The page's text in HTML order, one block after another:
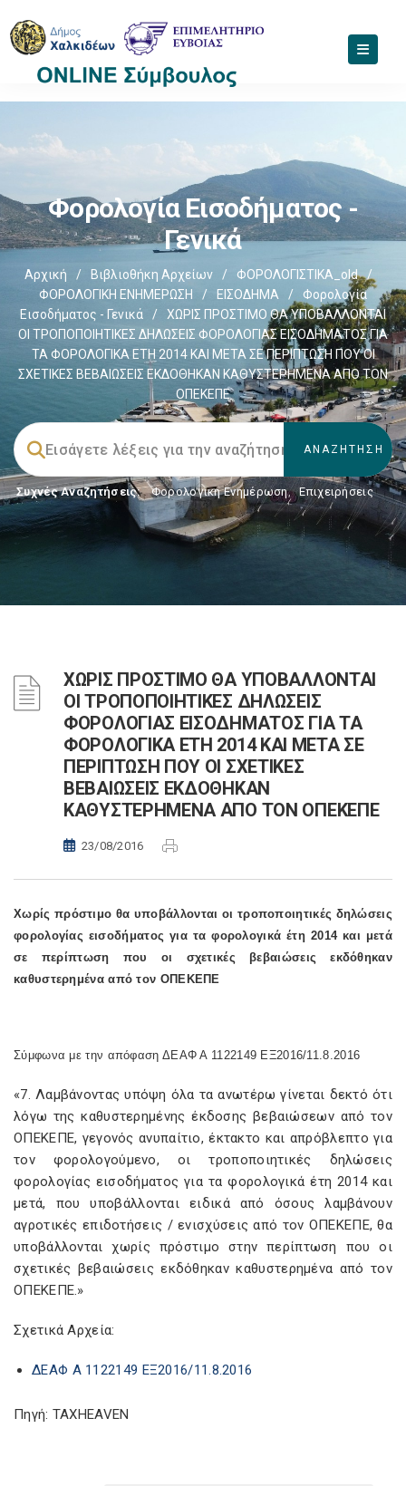
Φορολογία Εισοδήματος -
Γενικά
Αρχική / Βιβλιοθήκη Αρχείων / ΦΟΡΟΛΟΓΙΣΤΙΚΑ_old
/
ΦΟΡΟΛΟΓΙΚΗ ΕΝΗΜΕΡΩΣΗ
/ ΕΙΣΟΔΗΜΑ /
Φορολογία
Εισοδήματος - Γενικά
/
ΧΩΡΙΣ ΠΡΟΣΤΙΜΟ ΘΑ ΥΠΟΒΑΛΛΟΝΤΑΙ
ΟΙ ΤΡΟΠΟΠΟΙΗΤΙΚΕΣ ΔΗΛΩΣΕΙΣ ΦΟΡΟΛΟΓΙΑΣ ΕΙΣΟΔΗΜΑΤΟΣ ΓΙΑ
ΤΑ ΦΟΡΟΛΟΓΙΚΑ ΕΤΗ 2014 ΚΑΙ ΜΕΤΑ ΣΕ ΠΕΡΙΠΤΩΣΗ ΠΟΥ ΟΙ
ΣΧΕΤΙΚΕΣ ΒΕΒΑΙΩΣΕΙΣ ΕΚΔΟΘΗΚΑΝ ΚΑΘΥΣΤΕΡΗΜΕΝΑ ΑΠΟ ΤΟΝ
ΟΠΕΚΕΠΕ
Συχνές Αναζητήσεις: Φορολογικη Ενημέρωση, Επιχειρήσεις
ΧΩΡΙΣ ΠΡΟΣΤΙΜΟ ΘΑ ΥΠΟΒΑΛΛΟΝΤΑΙ
ΟΙ ΤΡΟΠΟΠΟΙΗΤΙΚΕΣ ΔΗΛΩΣΕΙΣ
ΦΟΡΟΛΟΓΙΑΣ ΕΙΣΟΔΗΜΑΤΟΣ ΓΙΑ ΤΑ
ΦΟΡΟΛΟΓΙΚΑ ΕΤΗ 2014 ΚΑΙ ΜΕΤΑ ΣΕ
ΠΕΡΙΠΤΩΣΗ ΠΟΥ ΟΙ ΣΧΕΤΙΚΕΣ
ΒΕΒΑΙΩΣΕΙΣ ΕΚΔΟΘΗΚΑΝ
ΚΑΘΥΣΤΕΡΗΜΕΝΑ ΑΠΟ ΤΟΝ ΟΠΕΚΕΠΕ
23/08/2016
Χωρίς πρόστιμο θα υποβάλλονται οι τροποποιητικές δηλώσεις
φορολογίας εισοδήματος για τα φορολογικά έτη 2014 και μετά
σε περίπτωση που οι σχετικές βεβαιώσεις εκδόθηκαν
καθυστερημένα από τον ΟΠΕΚΕΠΕ
Σύμφωνα με την απόφαση ΔΕΑΦ Α 1122149 ΕΞ2016/11.8.2016
«7. Λαμβάνοντας υπόψη όλα τα ανωτέρω γίνεται δεκτό ότι
λόγω της καθυστερημένης έκδοσης βεβαιώσεων από τον
ΟΠΕΚΕΠΕ, γεγονός ανυπαίτιο, έκτακτο και απρόβλεπτο για
τον φορολογούμενο, οι τροποποιητικές δηλώσεις
φορολογίας εισοδήματος για τα φορολογικά έτη 2014 και
μετά, που υποβάλλονται ειδικά από όσους λαμβάνουν
αγροτικές επιδοτήσεις / ενισχύσεις από τον ΟΠΕΚΕΠΕ, θα
υποβάλλονται χωρίς πρόστιμο στην περίπτωση που οι
σχετικές βεβαιώσεις εκδόθηκαν καθυστερημένα από τον
ΟΠΕΚΕΠΕ.»
Σχετικά Αρχεία:
ΔΕΑΦ Α 1122149 ΕΞ2016/11.8.2016
Πηγή: TAXHEAVEN